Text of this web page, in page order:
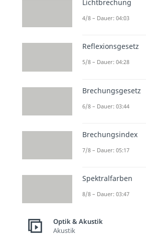
Lichtbrechung
4/8 – Dauer: 04:03
Reflexionsgesetz
5/8 – Dauer: 04:28
Brechungsgesetz
6/8 – Dauer: 03:44
Brechungsindex
7/8 – Dauer: 05:17
Spektralfarben
8/8 – Dauer: 03:47
Optik & Akustik
Akustik